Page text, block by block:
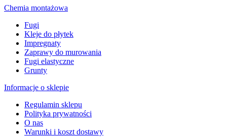
Chemia montażowa
Fugi
Kleje do płytek
Impregnaty
Zaprawy do murowania
Fugi elastyczne
Grunty
Informacje o sklepie
Regulamin sklepu
Polityka prywatności
O nas
Warunki i koszt dostawy